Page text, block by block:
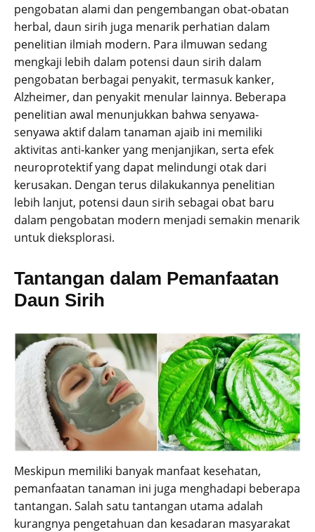
pengobatan alami dan pengembangan obat-obatan
herbal, daun sirih juga menarik perhatian dalam
penelitian ilmiah modern. Para ilmuwan sedang
mengkaji lebih dalam potensi daun sirih dalam
pengobatan berbagai penyakit, termasuk kanker,
Alzheimer, dan penyakit menular lainnya. Beberapa
penelitian awal menunjukkan bahwa senyawa-
senyawa aktif dalam tanaman ajaib ini memiliki
aktivitas anti-kanker yang menjanjikan, serta efek
neuroprotektif yang dapat melindungi otak dari
kerusakan. Dengan terus dilakukannya penelitian
lebih lanjut, potensi daun sirih sebagai obat baru
dalam pengobatan modern menjadi semakin menarik
untuk dieksplorasi.
Tantangan dalam Pemanfaatan
Daun Sirih
Meskipun memiliki banyak manfaat kesehatan,
pemanfaatan tanaman ini juga menghadapi beberapa
tantangan. Salah satu tantangan utama adalah
kurangnya pengetahuan dan kesadaran masyarakat